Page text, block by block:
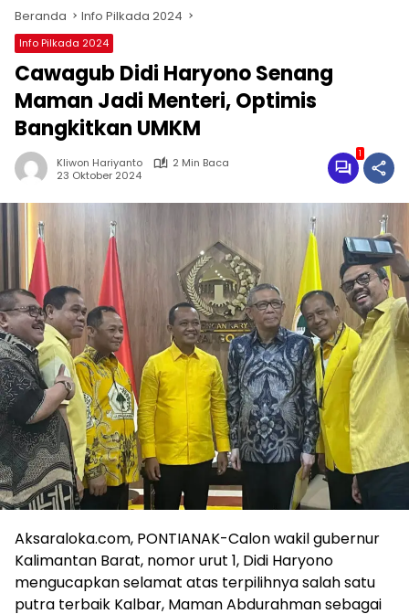
Beranda Info Pilkada 2024
Info Pilkada 2024
Cawagub Didi Haryono Senang
Maman Jadi Menteri, Optimis
Bangkitkan UMKM
Kliwon Hariyanto
2 Min Baca
23 Oktober 2024
1
Aksaraloka.com, PONTIANAK-Calon wakil gubernur
Kalimantan Barat, nomor urut 1, Didi Haryono
mengucapkan selamat atas terpilihnya salah satu
putra terbaik Kalbar, Maman Abdurahman sebagai